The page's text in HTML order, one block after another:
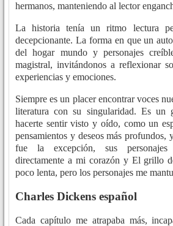
hermanos, manteniendo al lector
La historia tenía un ritmo lectura
decepcionante. La forma en que un
del hogar mundo y personajes
magistral, invitándonos a reflexionar
experiencias y emociones.
Siempre es un placer encontrar voces
literatura con su singularidad. Es un
hacerte sentir visto y oído, como un
pensamientos y deseos más
fue la excepción, sus
directamente a mi corazón y El grillo
poco lenta, pero los personajes me
Charles Dickens español
Cada capítulo me atrapaba más,